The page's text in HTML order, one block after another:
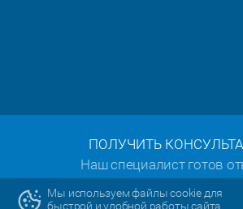
ПОЛУЧИТЬ
Наш специалист готов
на все ваши
Мы используем файлы cookie для
быстрой и удобной работы сайта.